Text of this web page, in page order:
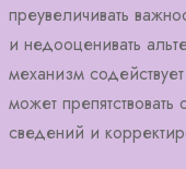
преувеличивать
и недооценивать
механизм
может
сведений и